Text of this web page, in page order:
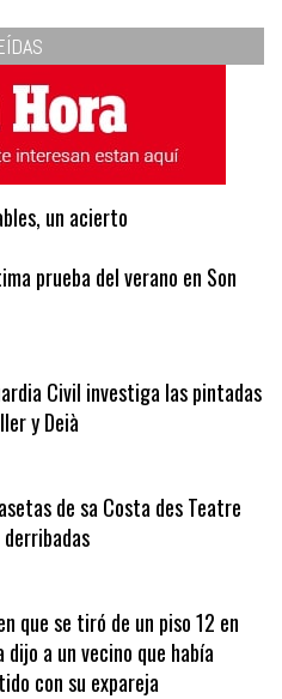
un acierto
prueba del verano en Son
Civil investiga las pintadas
y Deià
de sa Costa des Teatre
que se tiró de un piso 12 en
dijo a un vecino que había
con su expareja